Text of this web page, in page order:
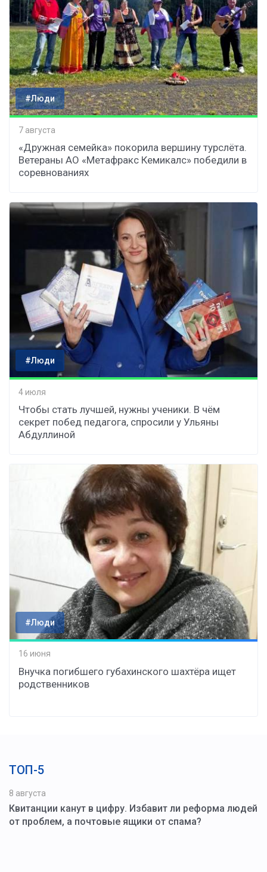
#Люди
7 августа
«Дружная семейка» покорила вершину турслёта.
Ветераны АО «Метафракс Кемикалс» победили в
соревнованиях
#Люди
4 июля
Чтобы стать лучшей, нужны ученики. В чём
секрет побед педагога, спросили у Ульяны
Абдуллиной
#Люди
16 июня
Внучка погибшего губахинского шахтёра ищет
родственников
ТОП-5
8 августа
Квитанции канут в цифру. Избавит ли реформа людей
от проблем, а почтовые ящики от спама?